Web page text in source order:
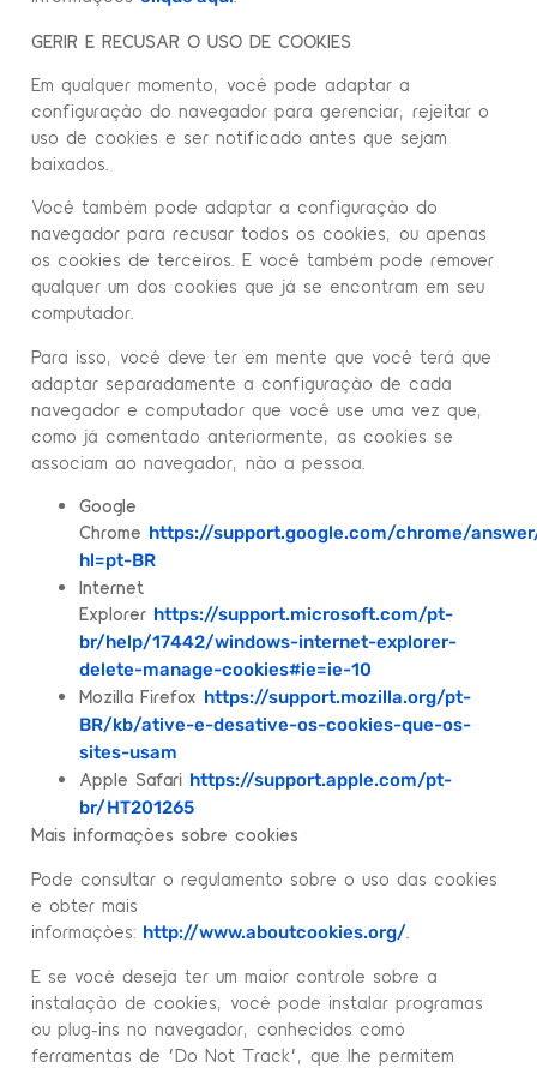
GERIR E RECUSAR O USO DE COOKIES
Em qualquer momento, você pode adaptar a
configuração do navegador para gerenciar, rejeitar o
uso de cookies e ser notificado antes que sejam
baixados.
Você também pode adaptar a configuração do
navegador para recusar todos os cookies, ou apenas
os cookies de terceiros. E você também pode remover
qualquer um dos cookies que já se encontram em seu
computador.
Para isso, você deve ter em mente que você terá que
adaptar separadamente a configuração de cada
navegador e computador que você use uma vez que,
como já comentado anteriormente, as cookies se
associam ao navegador, não a pessoa.
Google
Chrome https://support.google.com/chrome/
hl=pt-BR
Internet
Explorer https://support.microsoft.com/pt-
br/help/17442/windows-internet-explorer-
delete-manage-cookies#ie=ie-10
Mozilla Firefox https://support.mozilla.org/pt-
BR/kb/ative-e-desative-os-cookies-que-os-
sites-usam
Apple Safari https://support.apple.com/pt-
br/HT201265
Mais informações sobre cookies
Pode consultar o regulamento sobre o uso das cookies
e obter mais
informações: http://www.aboutcookies.org/
E se você deseja ter um maior controle sobre a
instalação de cookies, você pode instalar programas
ou plug-ins no navegador, conhecidos como
ferramentas de “Do Not Track”, que lhe permitem